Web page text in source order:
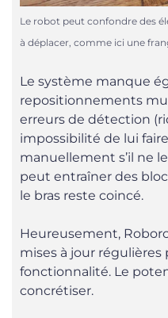
Le robot peut confondre des
à déplacer, comme ici une
Le système manque
repositionnements
erreurs de détection
impossibilité de lui
manuellement s’il ne
peut entraîner des
le bras reste coincé.
Heureusement,
mises à jour
fonctionnalité. Le
concrétiser.